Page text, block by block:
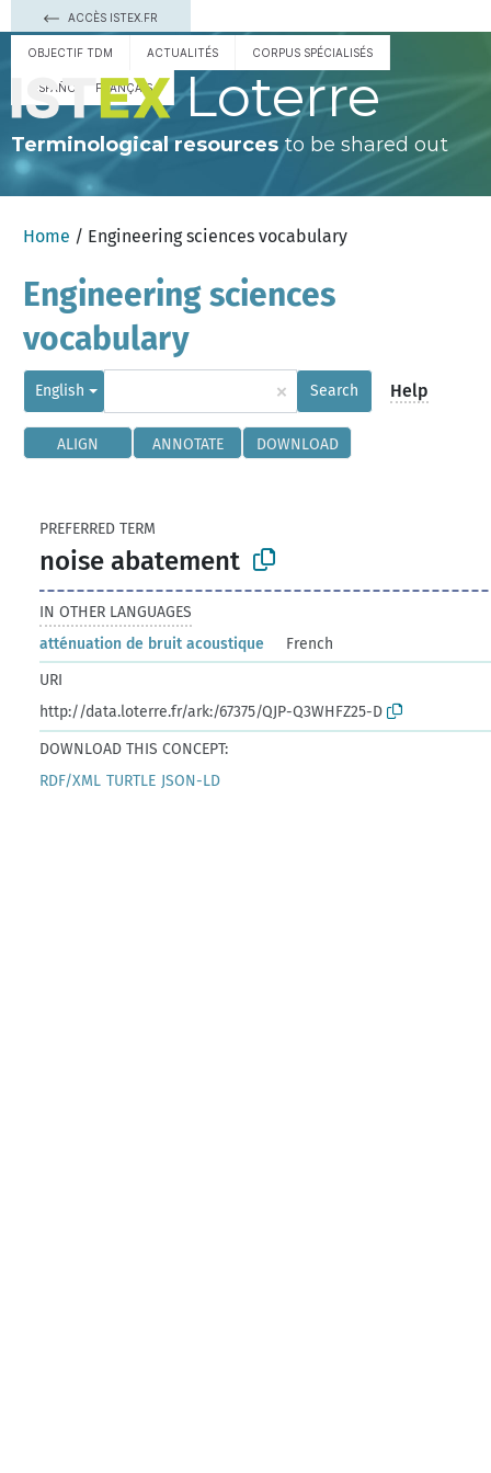
ACCÈS ISTEX.FR
OBJECTIF TDM ACTUALITÉS CORPUS SPÉCIALISÉS
ESPAÑOL FRANÇAIS Loterre
Terminological resourcesto be shared out
Home / Engineering sciences vocabulary
Engineering sciences
vocabulary
English × Search Help
ALIGN ANNOTATE DOWNLOAD
PREFERRED TERM
noise abatement
IN OTHER LANGUAGES
atténuation de bruit acoustique
French
URI
http://data.loterre.fr/ark:/67375/QJP-Q3WHFZ25-D
DOWNLOAD THIS CONCEPT:
RDF/XML TURTLE JSON-LD